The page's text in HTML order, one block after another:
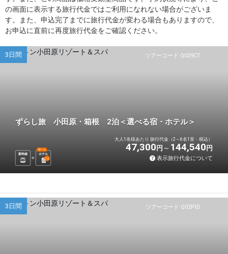
の画面に表示する旅行代金ではご利用になれない場合がございま
す。また、申込完了までに旅行代金が変わる場合もありますので、
お申込に直前に再度旅行代金をご確認ください。
ツアーコード Q029CT
3日間
ずらし旅 小田原・箱根 2泊＜選べる宿・ホテル＞
新幹線 ホテル
選べる
2泊
大人1名様あたり 旅行代金（2～6名1室・税込）
47,300 円 144,540 円
表示旅行代金について
ツアーコード Q02PID
3日間